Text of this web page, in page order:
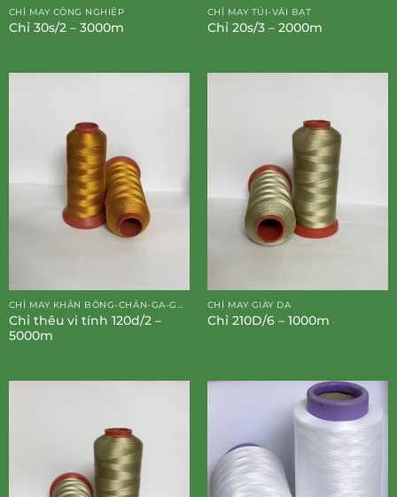
CHỈ MAY CÔNG NGHIỆP
Chỉ 30s/2 – 3000m
CHỈ MAY TÚI-VẢI BẠT
Chỉ 20s/3 – 2000m
CHỈ MAY KHĂN BÔNG-CHĂN-GA-GỐI-ĐỆM
Chỉ thêu vi tính 120d/2 –
5000m
CHỈ MAY GIÀY DA
Chỉ 210D/6 – 1000m